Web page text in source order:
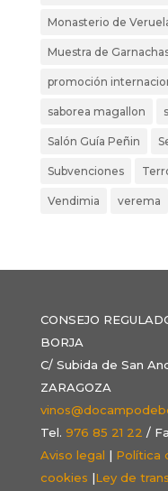
Monasterio de
Muestra de
promoción
saborea magallon
Salón Guía Peñin
Subvenciones
Vendimia verema
CONSEJO
BORJA
C/ Subida de San
ZARAGOZA
Tel. 976 85 21 22 /
Aviso legal | Política
cookies |Ley de